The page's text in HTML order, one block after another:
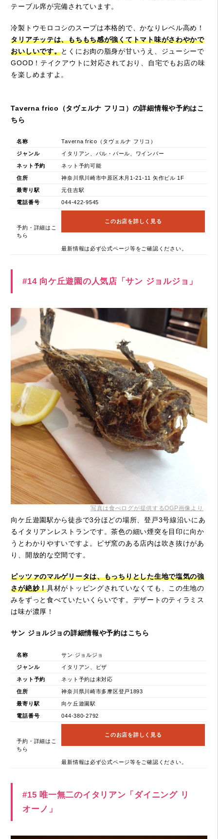
テーブル席が完備されています。
冷製トウモロコシのスープは本格的で、かなりレベル高め！
タリアチッテは、もちもち感が強くてトマト味がさわやかで
おいしいです。とくにお肉の脂身が甘いうえ、ジューシーで
GOOD！テイクアウトに対応されており、自宅でもお店の味
を楽しめますよ。
Taverna frico（タヴェルナ フリコ）の詳細情報や予約はこ
ちら
名称 Taverna frico（タヴェルナ フリコ）
ジャンル イタリアン、バル・バール、ワインバー
ネット予約 ネット予約可能
住所 神奈川県川崎市中原区木月1‐21‐11 矢作ビル 1F
最寄り駅 元住吉駅
電話番号 044-422-9545
予約・詳細はこ
ちら
このお店を詳しく見る
最新情報は必ず公式ページ等をご確認ください。
#14 向ケ丘遊園の人気店「サン ジョルジョ」
写真は食べログが提供するOGP画像より
向ケ丘遊園駅から徒歩で3分ほどの場所、登戸3号線沿いにあ
るイタリアンレストランです。茶色の細い煙突を目印に向か
うとわかりやすいですよ。ピザ窯のある店内は吹き抜けがあ
り、開放的な空間です。
ピッツァのマルゲリータは、もっちりとした生地で塩気の強
さが絶妙！具材がトッピングされていなくても、この生地の
みをずっと食べていたいくらいです。デザートのティラミス
は味が濃厚！
サン ジョルジョの詳細情報や予約はこちら
名称 サン ジョルジョ
ジャンル イタリアン、ピザ
ネット予約 ネット予約は未対応
住所 神奈川県川崎市多摩区登戸1893
最寄り駅 向ケ丘遊園駅
電話番号 044-380-2792
予約・詳細はこ
ちら
このお店を詳しく見る
最新情報は必ず公式ページ等をご確認ください。
#15 唯一無二のイタリアン「ダイニング リ
オーノ」